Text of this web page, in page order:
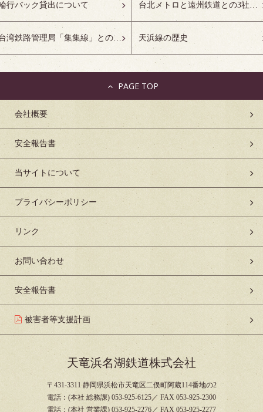
行バック貸出について 台北メトロと遠州鉄道との3社友好協定について
台湾鉄路管理局「集集線」との姉妹鉄道協定について 天浜線の歴史
会社概要
安全報告書
当サイトについて
プライバシーポリシー
リンク
お問い合わせ
安全報告書
被害者等支援計画
天竜浜名湖鉄道株式会社
〒431-3311 静岡県浜松市天竜区二俣町阿蔵114番地の2
電話：(本社 総務課) 053-925-6125／ FAX 053-925-2300
電話：(本社 営業課) 053-925-2276／ FAX 053-925-2277
PAGE TOP